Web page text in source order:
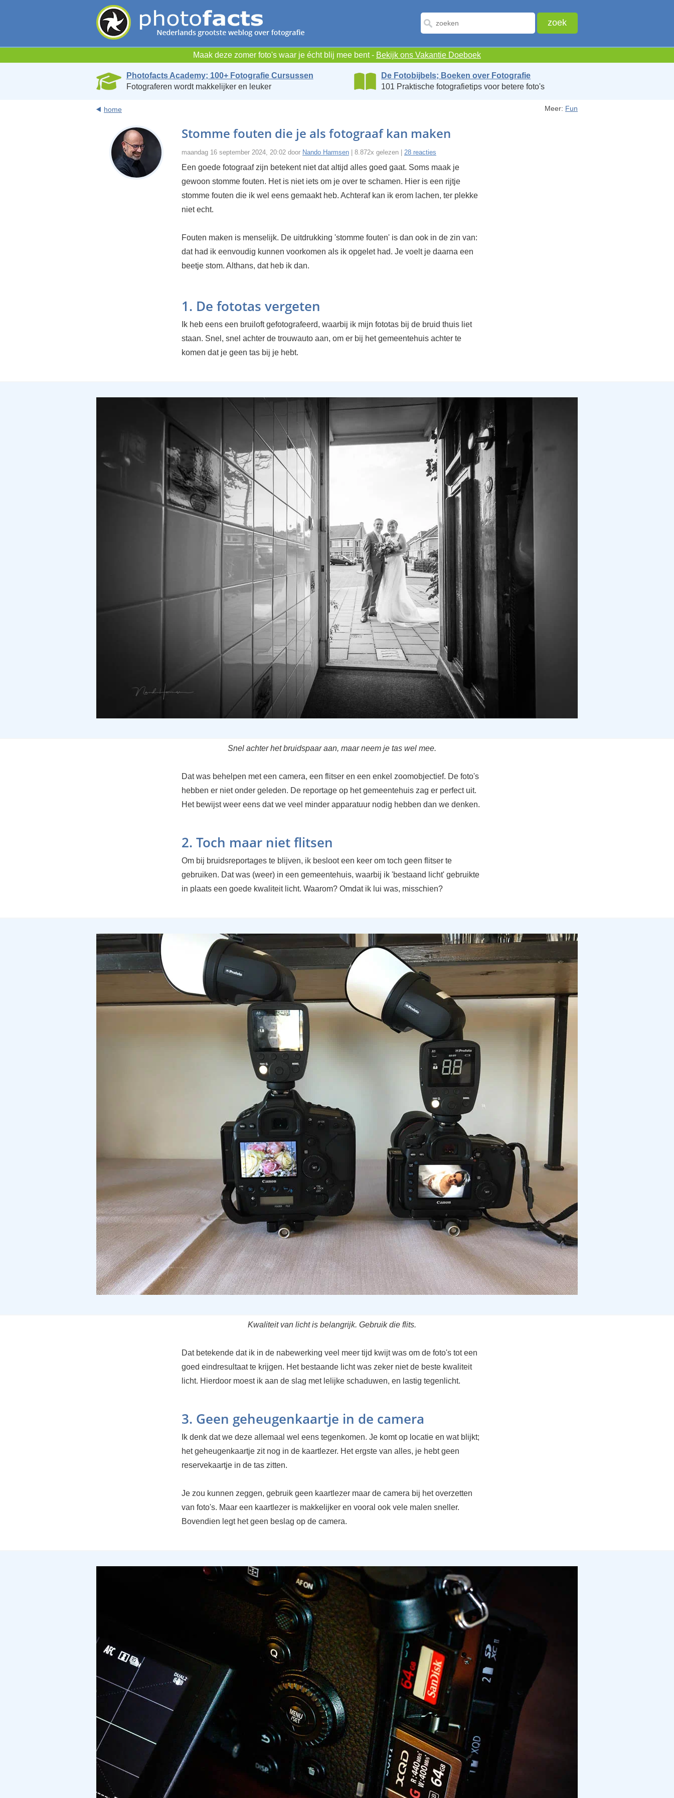
Maak deze zomer foto's waar je écht blij mee bent - Bekijk ons Vakantie Doeboek
Photofacts Academy; 100+ Fotografie Cursussen
Fotograferen wordt makkelijker en leuker
De Fotobijbels; Boeken over Fotografie
101 Praktische fotografietips voor betere foto's
home Meer: Fun
Stomme fouten die je als fotograaf kan maken
maandag 16 september 2024, 20:02 door Nando Harmsen | 8.872x gelezen | 28 reacties
Een goede fotograaf zijn betekent niet dat altijd alles goed gaat. Soms maak je
gewoon stomme fouten. Het is niet iets om je over te schamen. Hier is een rijtje
stomme fouten die ik wel eens gemaakt heb. Achteraf kan ik erom lachen, ter plekke
niet echt.
Fouten maken is menselijk. De uitdrukking 'stomme fouten' is dan ook in de zin van:
dat had ik eenvoudig kunnen voorkomen als ik opgelet had. Je voelt je daarna een
beetje stom. Althans, dat heb ik dan.
1. De fototas vergeten
Ik heb eens een bruiloft gefotografeerd, waarbij ik mijn fototas bij de bruid thuis liet
staan. Snel, snel achter de trouwauto aan, om er bij het gemeentehuis achter te
komen dat je geen tas bij je hebt.
Snel achter het bruidspaar aan, maar neem je tas wel mee.
Dat was behelpen met een camera, een flitser en een enkel zoomobjectief. De foto's
hebben er niet onder geleden. De reportage op het gemeentehuis zag er perfect uit.
Het bewijst weer eens dat we veel minder apparatuur nodig hebben dan we denken.
2. Toch maar niet flitsen
Om bij bruidsreportages te blijven, ik besloot een keer om toch geen flitser te
gebruiken. Dat was (weer) in een gemeentehuis, waarbij ik 'bestaand licht' gebruikte
in plaats een goede kwaliteit licht. Waarom? Omdat ik lui was, misschien?
Kwaliteit van licht is belangrijk. Gebruik die flits.
Dat betekende dat ik in de nabewerking veel meer tijd kwijt was om de foto's tot een
goed eindresultaat te krijgen. Het bestaande licht was zeker niet de beste kwaliteit
licht. Hierdoor moest ik aan de slag met lelijke schaduwen, en lastig tegenlicht.
3. Geen geheugenkaartje in de camera
Ik denk dat we deze allemaal wel eens tegenkomen. Je komt op locatie en wat blijkt;
het geheugenkaartje zit nog in de kaartlezer. Het ergste van alles, je hebt geen
reservekaartje in de tas zitten.
Je zou kunnen zeggen, gebruik geen kaartlezer maar de camera bij het overzetten
van foto's. Maar een kaartlezer is makkelijker en vooral ook vele malen sneller.
Bovendien legt het geen beslag op de camera.